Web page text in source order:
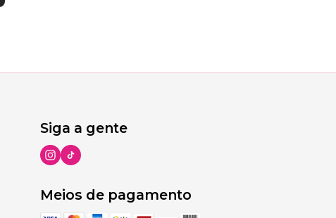
Siga a gente
Meios de pagamento